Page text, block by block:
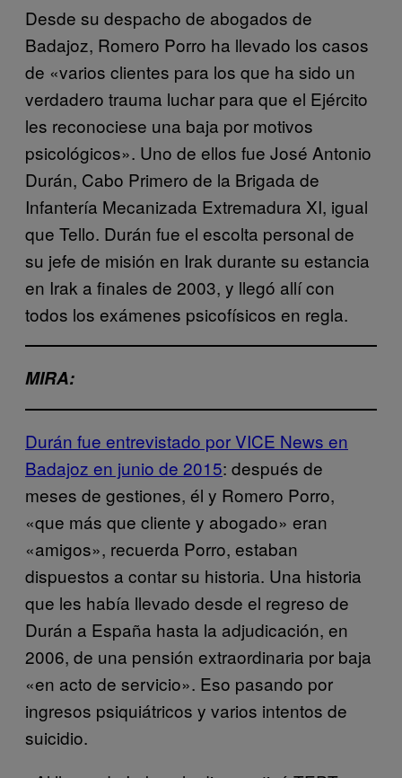
Desde su despacho de abogados de
Badajoz, Romero Porro ha llevado los casos
de «varios clientes para los que ha sido un
verdadero trauma luchar para que el Ejército
les reconociese una baja por motivos
psicológicos». Uno de ellos fue José Antonio
Durán, Cabo Primero de la Brigada de
Infantería Mecanizada Extremadura XI, igual
que Tello. Durán fue el escolta personal de
su jefe de misión en Irak durante su estancia
en Irak a finales de 2003, y llegó allí con
todos los exámenes psicofísicos en regla.
MIRA:
Durán fue entrevistado por VICE News en
Badajoz en junio de 2015: después de
meses de gestiones, él y Romero Porro,
«que más que cliente y abogado» eran
«amigos», recuerda Porro, estaban
dispuestos a contar su historia. Una historia
que les había llevado desde el regreso de
Durán a España hasta la adjudicación, en
2006, de una pensión extraordinaria por baja
«en acto de servicio». Eso pasando por
ingresos psiquiátricos y varios intentos de
suicidio.